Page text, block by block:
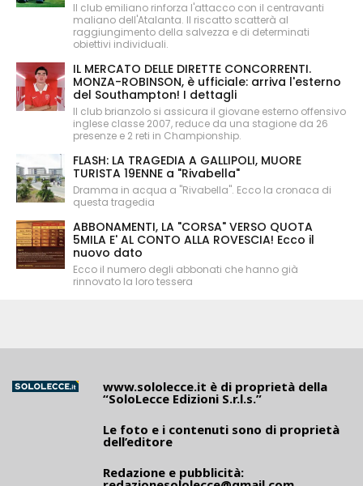
Il club emiliano rinforza l'attacco con il centravanti
maliano dell'Atalanta. Il riscatto scatterà al
raggiungimento della salvezza e di determinati
obiettivi individuali.
IL MERCATO DELLE DIRETTE CONCORRENTI.
MONZA-ROBINSON, è ufficiale: arriva l'esterno
del Southampton! I dettagli
Il club brianzolo si assicura il giovane esterno offensivo
inglese classe 2007, reduce da una stagione da 26
presenze e 2 reti in Championship.
FLASH: LA TRAGEDIA A GALLIPOLI, MUORE
TURISTA 19ENNE a "Rivabella"
Dramma in acqua a "Rivabella". Ecco la cronaca di
questa tragedia
ABBONAMENTI, LA "CORSA" VERSO QUOTA
5MILA E' AL CONTO ALLA ROVESCIA! Ecco il
nuovo dato
Ecco il numero degli abbonati che hanno già
rinnovato la loro tessera
www.sololecce.it è di proprietà della
“SoloLecce Edizioni S.r.l.s.”
Le foto e i contenuti sono di proprietà
dell’editore
Redazione e pubblicità: